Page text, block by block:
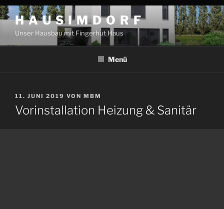
Zum
Inhalt
springen
H A U S I M D O R F
Unser Hausbau mit Fingerhut Haus
Menü
VERÖFFENTLICHT
AM
11. JUNI 2019 VON MBM
Vorinstallation Heizung & Sanitär